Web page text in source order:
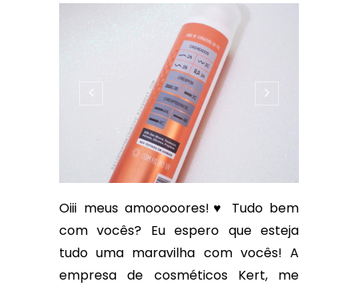
Oiii meus amooooores!♥ Tudo bem
com vocês? Eu espero que esteja
tudo uma maravilha com vocês! A
empresa de cosméticos Kert, me